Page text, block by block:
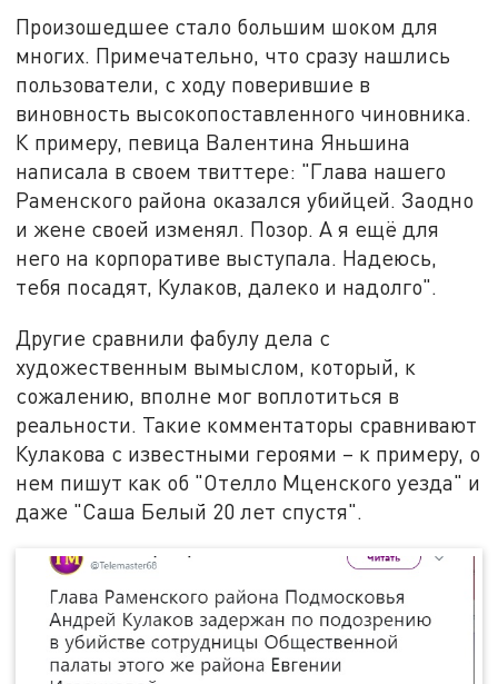
Произошедшее стало большим шоком для
многих. Примечательно, что сразу нашлись
пользователи, с ходу поверившие в
виновность высокопоставленного чиновника.
К примеру, певица Валентина Яньшина
написала в своем твиттере: "Глава нашего
Раменского района оказался убийцей. Заодно
и жене своей изменял. Позор. А я ещё для
него на корпоративе выступала. Надеюсь,
тебя посадят, Кулаков, далеко и надолго".
Другие сравнили фабулу дела с
художественным вымыслом, который, к
сожалению, вполне мог воплотиться в
реальности. Такие комментаторы сравнивают
Кулакова с известными героями – к примеру, о
нем пишут как об "Отелло Мценского уезда" и
даже "Саша Белый 20 лет спустя".